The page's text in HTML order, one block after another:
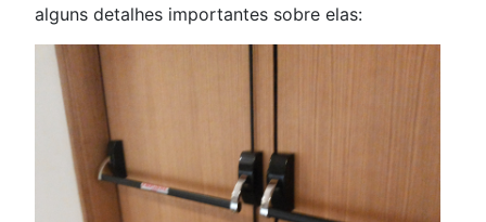
alguns detalhes importantes sobre elas: